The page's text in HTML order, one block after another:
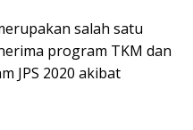
salah satu
program TKM dan
JPS 2020 akibat